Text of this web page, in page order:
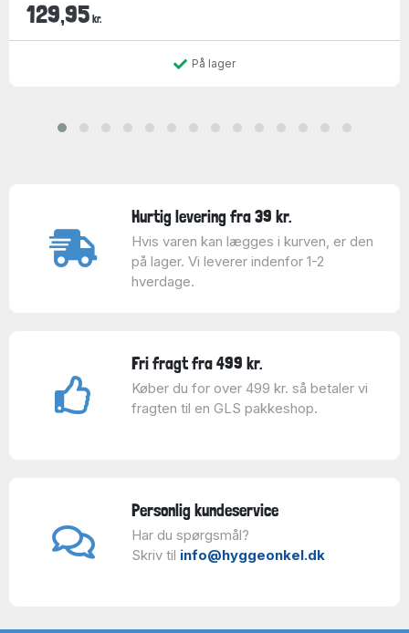
129,95 kr.
På lager
Hurtig levering fra 39 kr.
Hvis varen kan lægges i kurven, er den
på lager. Vi leverer indenfor 1-2
hverdage.
Fri fragt fra 499 kr.
Køber du for over 499 kr. så betaler vi
fragten til en GLS pakkeshop.
Personlig kundeservice
Har du spørgsmål?
Skriv til info@hyggeonkel.dk